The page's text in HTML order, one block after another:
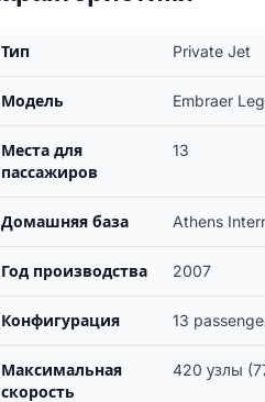
Тип Private Jet
Модель Embraer
Места для
пассажиров
13
Домашняя база Athens
Год производства 2007
Конфигурация 13
Максимальная
скорость
420 узлы